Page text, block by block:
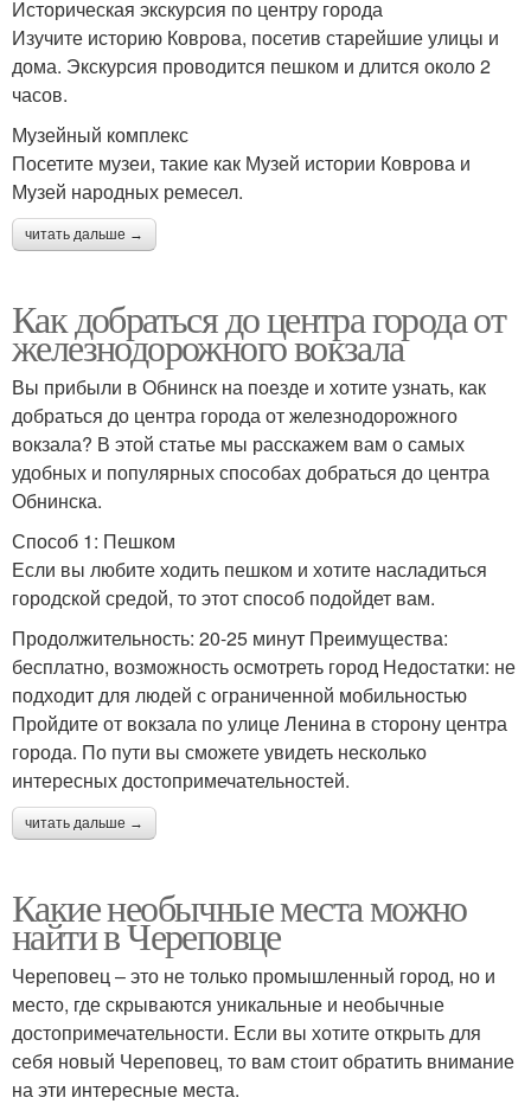
Историческая экскурсия по центру города
Изучите историю Коврова, посетив старейшие улицы и
дома. Экскурсия проводится пешком и длится около 2
часов.
Музейный комплекс
Посетите музеи, такие как Музей истории Коврова и
Музей народных ремесел.
читать дальше →
Как добраться до центра города от
железнодорожного вокзала
Вы прибыли в Обнинск на поезде и хотите узнать, как
добраться до центра города от железнодорожного
вокзала? В этой статье мы расскажем вам о самых
удобных и популярных способах добраться до центра
Обнинска.
Способ 1: Пешком
Если вы любите ходить пешком и хотите насладиться
городской средой, то этот способ подойдет вам.
Продолжительность: 20-25 минут Преимущества:
бесплатно, возможность осмотреть город Недостатки: не
подходит для людей с ограниченной мобильностью
Пройдите от вокзала по улице Ленина в сторону центра
города. По пути вы сможете увидеть несколько
интересных достопримечательностей.
читать дальше →
Какие необычные места можно
найти в Череповце
Череповец – это не только промышленный город, но и
место, где скрываются уникальные и необычные
достопримечательности. Если вы хотите открыть для
себя новый Череповец, то вам стоит обратить внимание
на эти интересные места.